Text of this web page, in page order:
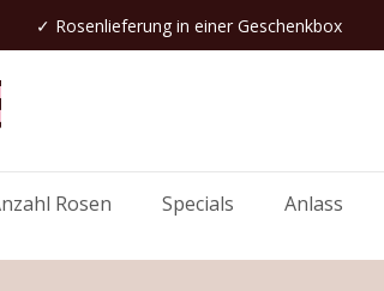
✓ Rosenlieferung in einer Geschenkbox
Rosen Specials Anlass